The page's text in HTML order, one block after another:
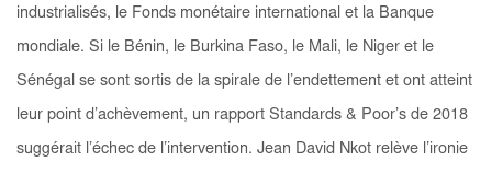
industrialisés, le Fonds monétaire international et la Banque
mondiale. Si le Bénin, le Burkina Faso, le Mali, le Niger et le
Sénégal se sont sortis de la spirale de l’endettement et ont atteint
leur point d’achèvement, un rapport Standards & Poor’s de 2018
suggérait l’échec de l’intervention. Jean David Nkot relève l’ironie